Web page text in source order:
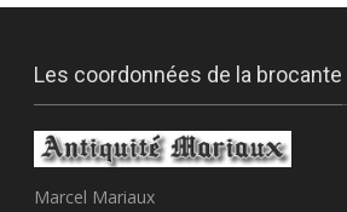
Les coordonnées de la brocante
Marcel Mariaux